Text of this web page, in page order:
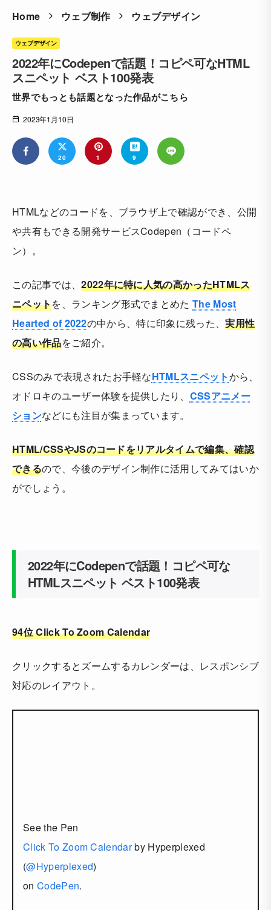
Home ウェブ制作 ウェブデザイン
ウェブデザイン
2022年にCodepenで話題！コピペ可なHTML
スニペット ベスト100発表
世界でもっとも話題となった作品がこちら
2023年1月10日
20 1 9
HTMLなどのコードを、ブラウザ上で確認ができ、公開
や共有もできる開発サービスCodepen（コードペ
ン）。
この記事では、2022年に特に人気の高かったHTMLス
ニペットを、ランキング形式でまとめたThe Most
Hearted of 2022の中から、特に印象に残った、実用性
の高い作品をご紹介。
CSSのみで表現されたお手軽なHTMLスニペットから、
オドロキのユーザー体験を提供したり、 CSSアニメー
ションなどにも注目が集まっています。
HTML/CSSやJSのコードをリアルタイムで編集、確認
できるので、今後のデザイン制作に活用してみてはいか
がでしょう。
2022年にCodepenで話題！コピペ可な
HTMLスニペット ベスト100発表
94位 Click To Zoom Calendar
クリックするとズームするカレンダーは、レスポンシブ
対応のレイアウト。
See the Pen
Click To Zoom Calendarby Hyperplexed
(@Hyperplexed)
on CodePen.